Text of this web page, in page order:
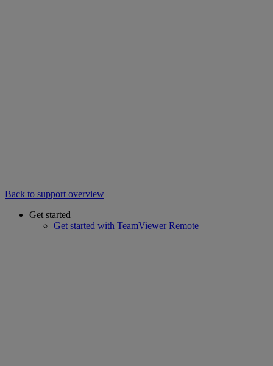
Back to support overview
Get started
Get started with TeamViewer Remote